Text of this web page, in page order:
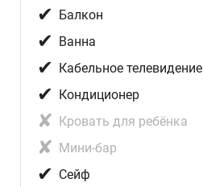
✔ Балкон
✔ Ванна
✔ Кабельное телевидение
✔ Кондиционер
✘ Кровать для ребёнка
✘ Мини-бар
✔ Сейф